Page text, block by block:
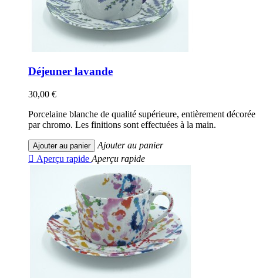
Déjeuner lavande
30,00 €
Porcelaine blanche de qualité supérieure, entièrement décorée
par chromo. Les finitions sont effectuées à la main.
Ajouter au panier
Ajouter au panier
 Aperçu rapide Aperçu rapide